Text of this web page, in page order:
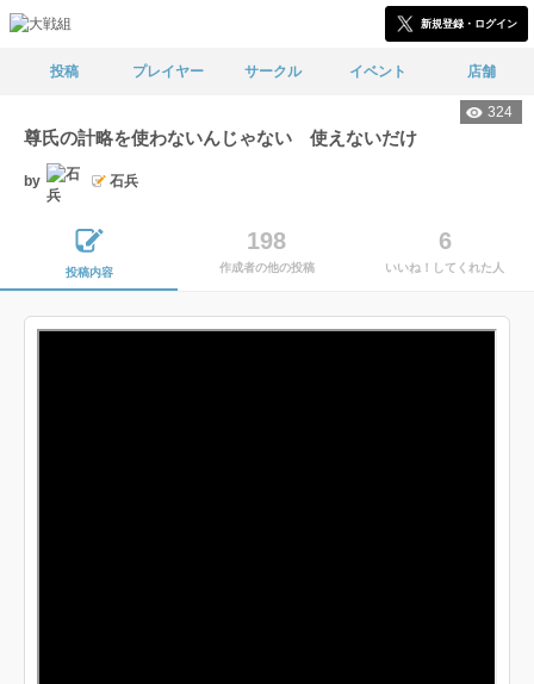
新規登録・ログイン
投稿 プレイヤー サークル イベント 店舗
324
尊氏の計略を使わないんじゃない 使えないだけ
by 石兵
投稿内容
198
作成者の他の投稿
6
いいね！してくれた人